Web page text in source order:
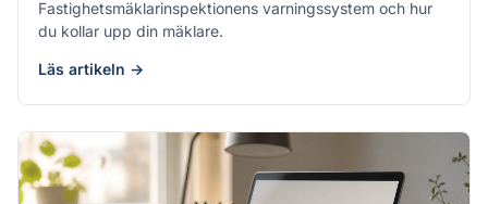
Fastighetsmäklarinspektionens varningssystem och hur
du kollar upp din mäklare.
Läs artikeln →